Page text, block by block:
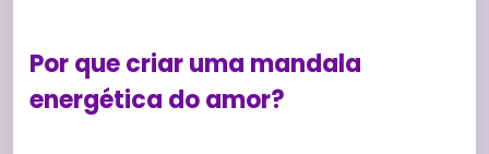
Por que criar uma mandala
energética do amor?